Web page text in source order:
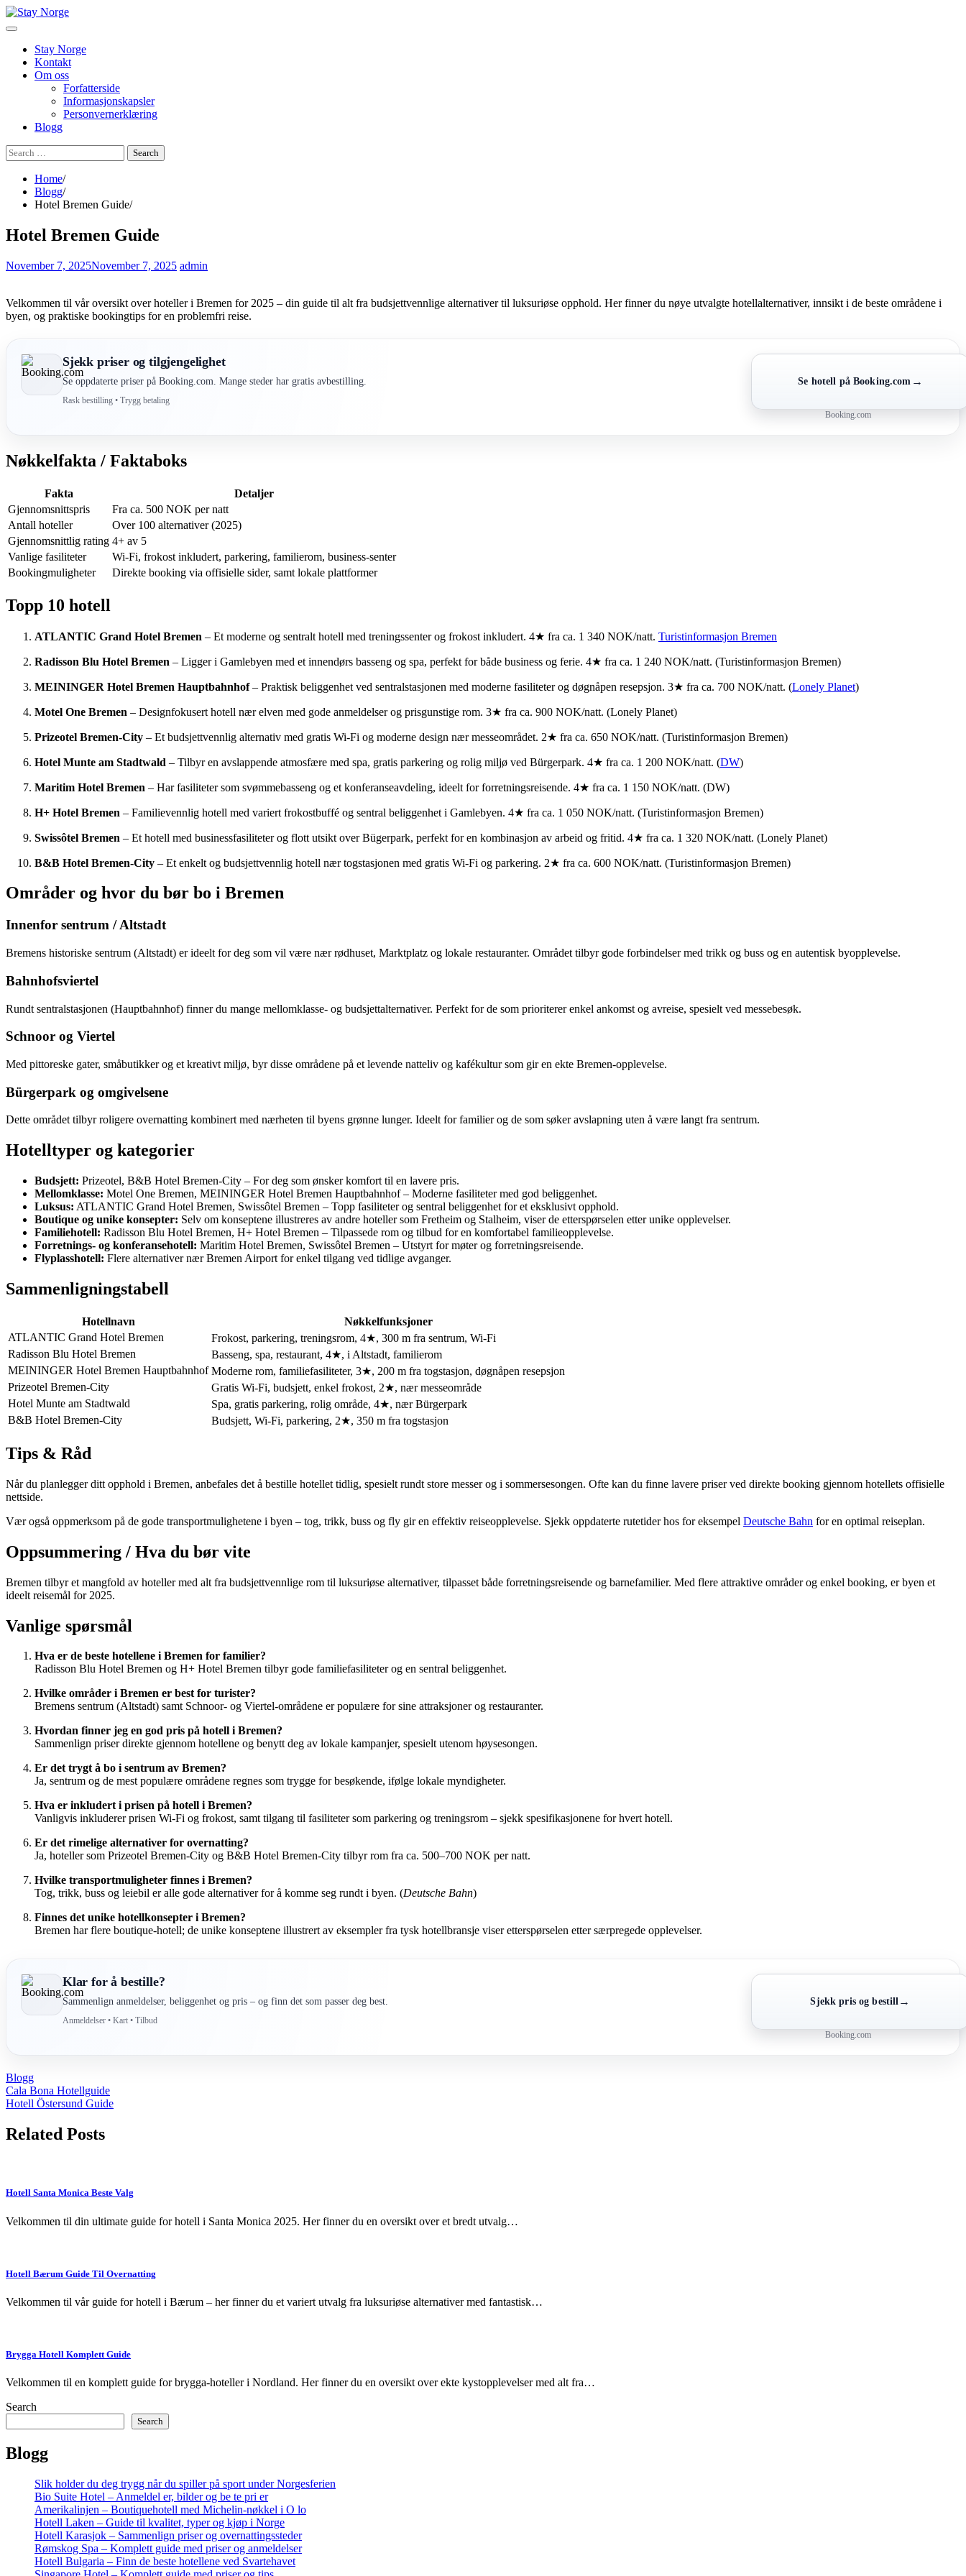
Skip
to
Stay Norge
Kontakt
Om oss
Forfatterside
Informasjonskapsler
Personvernerklæring
Blogg
Search
for:
Home
Blogg
Hotel Bremen Guide
Hotel Bremen Guide
November 7, 2025November 7, 2025 admin
Velkommen til vår oversikt over hoteller i Bremen for 2025 – din guide til alt fra budsjettvennlige alternativer til luksuriøse opphold. Her finner du nøye utvalgte hotellalternativer, innsikt i de beste områdene i
byen, og praktiske bookingtips for en problemfri reise.
Sjekk priser og tilgjengelighet
Se oppdaterte priser på Booking.com. Mange steder har gratis avbestilling.
Rask bestilling • Trygg betaling
Se hotell på Booking.com →
Booking.com
Nøkkelfakta / Faktaboks
Fakta
Detaljer
Gjennomsnittspris
Fra ca. 500 NOK per natt
Antall hoteller
Over 100 alternativer (2025)
Gjennomsnittlig rating 4+ av 5
Vanlige fasiliteter
Wi-Fi, frokost inkludert, parkering, familierom, business-senter
Bookingmuligheter
Direkte booking via offisielle sider, samt lokale plattformer
Topp 10 hotell
ATLANTIC Grand Hotel Bremen – Et moderne og sentralt hotell med treningssenter og frokost inkludert. 4★ fra ca. 1 340 NOK/natt. Turistinformasjon Bremen
Radisson Blu Hotel Bremen – Ligger i Gamlebyen med et innendørs basseng og spa, perfekt for både business og ferie. 4★ fra ca. 1 240 NOK/natt. (Turistinformasjon Bremen)
MEININGER Hotel Bremen Hauptbahnhof– Praktisk beliggenhet ved sentralstasjonen med moderne fasiliteter og døgnåpen resepsjon. 3★ fra ca. 700 NOK/natt. (Lonely Planet)
Motel One Bremen – Designfokusert hotell nær elven med gode anmeldelser og prisgunstige rom. 3★ fra ca. 900 NOK/natt. (Lonely Planet)
Prizeotel Bremen-City – Et budsjettvennlig alternativ med gratis Wi-Fi og moderne design nær messeområdet. 2★ fra ca. 650 NOK/natt. (Turistinformasjon Bremen)
Hotel Munte am Stadtwald – Tilbyr en avslappende atmosfære med spa, gratis parkering og rolig miljø ved Bürgerpark. 4★ fra ca. 1 200 NOK/natt. (DW)
Maritim Hotel Bremen – Har fasiliteter som svømmebasseng og et konferanseavdeling, ideelt for forretningsreisende. 4★ fra ca. 1 150 NOK/natt. (DW)
H+ Hotel Bremen – Familievennlig hotell med variert frokostbuffé og sentral beliggenhet i Gamlebyen. 4★ fra ca. 1 050 NOK/natt. (Turistinformasjon Bremen)
Swissôtel Bremen – Et hotell med businessfasiliteter og flott utsikt over Bügerpark, perfekt for en kombinasjon av arbeid og fritid. 4★ fra ca. 1 320 NOK/natt. (Lonely Planet)
B&B Hotel Bremen-City – Et enkelt og budsjettvennlig hotell nær togstasjonen med gratis Wi-Fi og parkering. 2★ fra ca. 600 NOK/natt. (Turistinformasjon Bremen)
Områder og hvor du bør bo i Bremen
Innenfor sentrum / Altstadt
Bremens historiske sentrum (Altstadt) er ideelt for deg som vil være nær rødhuset, Marktplatz og lokale restauranter. Området tilbyr gode forbindelser med trikk og buss og en autentisk byopplevelse.
Bahnhofsviertel
Rundt sentralstasjonen (Hauptbahnhof) finner du mange mellomklasse- og budsjettalternativer. Perfekt for de som prioriterer enkel ankomst og avreise, spesielt ved messebesøk.
Schnoor og Viertel
Med pittoreske gater, småbutikker og et kreativt miljø, byr disse områdene på et levende natteliv og kafékultur som gir en ekte Bremen-opplevelse.
Bürgerpark og omgivelsene
Dette området tilbyr roligere overnatting kombinert med nærheten til byens grønne lunger. Ideelt for familier og de som søker avslapning uten å være langt fra sentrum.
Hotelltyper og kategorier
Budsjett: Prizeotel, B&B Hotel Bremen-City – For deg som ønsker komfort til en lavere pris.
Mellomklasse: Motel One Bremen, MEININGER Hotel Bremen Hauptbahnhof – Moderne fasiliteter med god beliggenhet.
Luksus: ATLANTIC Grand Hotel Bremen, Swissôtel Bremen – Topp fasiliteter og sentral beliggenhet for et eksklusivt opphold.
Boutique og unike konsepter: Selv om konseptene illustreres av andre hoteller som Fretheim og Stalheim, viser de etterspørselen etter unike opplevelser.
Familiehotell: Radisson Blu Hotel Bremen, H+ Hotel Bremen – Tilpassede rom og tilbud for en komfortabel familieopplevelse.
Forretnings- og konferansehotell: Maritim Hotel Bremen, Swissôtel Bremen – Utstyrt for møter og forretningsreisende.
Flyplasshotell: Flere alternativer nær Bremen Airport for enkel tilgang ved tidlige avganger.
Sammenligningstabell
Hotellnavn
Nøkkelfunksjoner
ATLANTIC Grand Hotel Bremen
Frokost, parkering, treningsrom, 4★, 300 m fra sentrum, Wi-Fi
Radisson Blu Hotel Bremen
Basseng, spa, restaurant, 4★, i Altstadt, familierom
MEININGER Hotel Bremen Hauptbahnhof Moderne rom, familiefasiliteter, 3★, 200 m fra togstasjon, døgnåpen resepsjon
Prizeotel Bremen-City
Gratis Wi-Fi, budsjett, enkel frokost, 2★, nær messeområde
Hotel Munte am Stadtwald
Spa, gratis parkering, rolig område, 4★, nær Bürgerpark
B&B Hotel Bremen-City
Budsjett, Wi-Fi, parkering, 2★, 350 m fra togstasjon
Tips & Råd
Når du planlegger ditt opphold i Bremen, anbefales det å bestille hotellet tidlig, spesielt rundt store messer og i sommersesongen. Ofte kan du finne lavere priser ved direkte booking gjennom hotellets offisielle
nettside.
Vær også oppmerksom på de gode transportmulighetene i byen – tog, trikk, buss og fly gir en effektiv reiseopplevelse. Sjekk oppdaterte rutetider hos for eksempel Deutsche Bahn for en optimal reiseplan.
Oppsummering / Hva du bør vite
Bremen tilbyr et mangfold av hoteller med alt fra budsjettvennlige rom til luksuriøse alternativer, tilpasset både forretningsreisende og barnefamilier. Med flere attraktive områder og enkel booking, er byen et
ideelt reisemål for 2025.
Vanlige spørsmål
Hva er de beste hotellene i Bremen for familier?
Radisson Blu Hotel Bremen og H+ Hotel Bremen tilbyr gode familiefasiliteter og en sentral beliggenhet.
Hvilke områder i Bremen er best for turister?
Bremens sentrum (Altstadt) samt Schnoor- og Viertel-områdene er populære for sine attraksjoner og restauranter.
Hvordan finner jeg en god pris på hotell i Bremen?
Sammenlign priser direkte gjennom hotellene og benytt deg av lokale kampanjer, spesielt utenom høysesongen.
Er det trygt å bo i sentrum av Bremen?
Ja, sentrum og de mest populære områdene regnes som trygge for besøkende, ifølge lokale myndigheter.
Hva er inkludert i prisen på hotell i Bremen?
Vanligvis inkluderer prisen Wi-Fi og frokost, samt tilgang til fasiliteter som parkering og treningsrom – sjekk spesifikasjonene for hvert hotell.
Er det rimelige alternativer for overnatting?
Ja, hoteller som Prizeotel Bremen-City og B&B Hotel Bremen-City tilbyr rom fra ca. 500–700 NOK per natt.
Hvilke transportmuligheter finnes i Bremen?
Tog, trikk, buss og leiebil er alle gode alternativer for å komme seg rundt i byen. (Deutsche Bahn)
Finnes det unike hotellkonsepter i Bremen?
Bremen har flere boutique-hotell; de unike konseptene illustrert av eksempler fra tysk hotellbransje viser etterspørselen etter særpregede opplevelser.
Klar for å bestille?
Sammenlign anmeldelser, beliggenhet og pris – og finn det som passer deg best.
Anmeldelser • Kart • Tilbud
Sjekk pris og bestill →
Booking.com
Blogg
Post
navigation
Cala Bona Hotellguide
Hotell Östersund Guide
Related Posts
Hotell Santa Monica Beste Valg
Velkommen til din ultimate guide for hotell i Santa Monica 2025. Her finner du en oversikt over et bredt utvalg…
Hotell Bærum Guide Til Overnatting
Velkommen til vår guide for hotell i Bærum – her finner du et variert utvalg fra luksuriøse alternativer med fantastisk…
Brygga Hotell Komplett Guide
Velkommen til en komplett guide for brygga-hoteller i Nordland. Her finner du en oversikt over ekte kystopplevelser med alt fra…
Search
Search
Blogg
Slik holder du deg trygg når du spiller på sport under Norgesferien
Bio Suite Hotel – Anmeldel er, bilder og be te pri er
Amerikalinjen – Boutiquehotell med Michelin-nøkkel i O lo
Hotell Laken – Guide til kvalitet, typer og kjøp i Norge
Hotell Karasjok – Sammenlign priser og overnattingssteder
Rømskog Spa – Komplett guide med priser og anmeldelser
Hotell Bulgaria – Finn de beste hotellene ved Svartehavet